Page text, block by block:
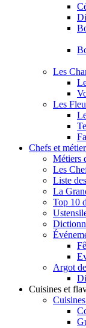
Les
Les
Chefs et
Métiers
Les
Liste
La
Top 10
Argot
Cuisines et